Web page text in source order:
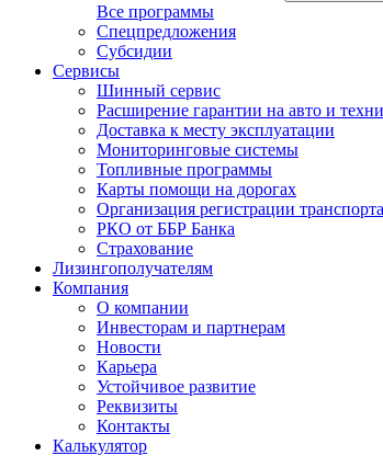
Все программы
Спецпредложения
Субсидии
Сервисы
Шинный сервис
Расширение гарантии на авто и
Доставка к месту эксплуатации
Мониторинговые системы
Топливные программы
Карты помощи на дорогах
Организация регистрации
РКО от ББР Банка
Страхование
Лизингополучателям
Компания
О компании
Инвесторам и партнерам
Новости
Карьера
Устойчивое развитие
Реквизиты
Контакты
Калькулятор